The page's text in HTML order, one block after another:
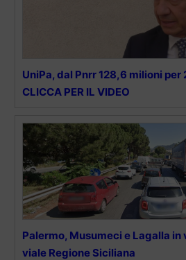
UniPa, dal Pnrr 128,6 milioni
CLICCA PER IL VIDEO
Palermo, Musumeci e Lagalla
viale Regione Siciliana